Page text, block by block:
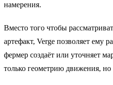
намерения.
Вместо того чтобы
артефакт, Verge позволяет ему
фермер создаёт или уточняет
только геометрию движения,